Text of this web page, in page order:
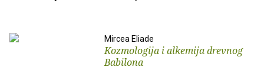
Mircea Eliade
Kozmologija i alkemija drevnog
Babilona